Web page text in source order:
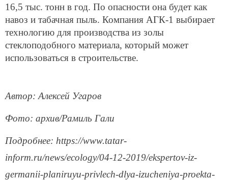
16,5 тыс. тонн в год. По опасности она будет как
навоз и табачная пыль. Компания АГК-1 выбирает
технологию для производства из золы
стеклоподобного материала, который может
использоваться в строительстве.
Автор: Алексей Угаров
Фото: архив/Рамиль Гали
Подробнее: https://www.tatar-
inform.ru/news/ecology/04-12-2019/ekspertov-iz-
germanii-planiruyu-privlech-dlya-izucheniya-proekta-